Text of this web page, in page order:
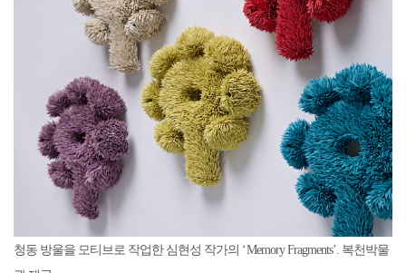
청동 방울을 모티브로 작업한 심현성 작가의 ‘Memory Fragments’. 복천박물